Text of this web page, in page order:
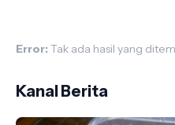
Error: Tak ada hasil yang
Kanal Berita